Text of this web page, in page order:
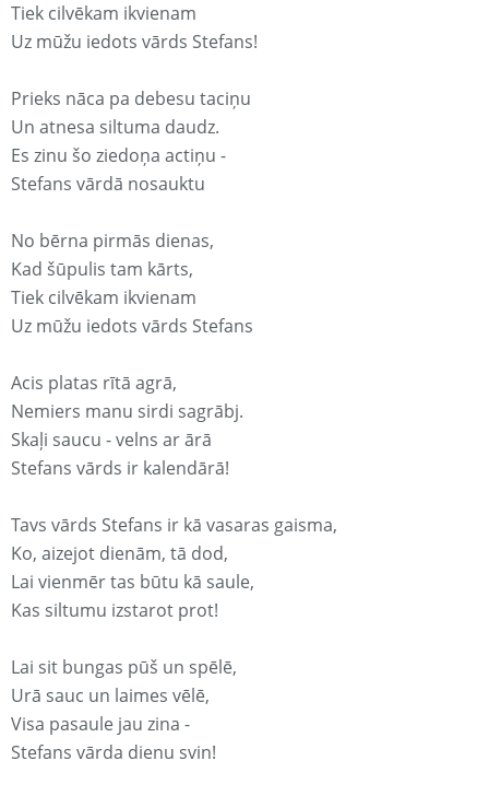
Tiek cilvēkam ikvienam
Uz mūžu iedots vārds Stefans!
Prieks nāca pa debesu taciņu
Un atnesa siltuma daudz.
Es zinu šo ziedoņa actiņu -
Stefans vārdā nosauktu
No bērna pirmās dienas,
Kad šūpulis tam kārts,
Tiek cilvēkam ikvienam
Uz mūžu iedots vārds Stefans
Acis platas rītā agrā,
Nemiers manu sirdi sagrābj.
Skaļi saucu - velns ar ārā
Stefans vārds ir kalendārā!
Tavs vārds Stefans ir kā vasaras gaisma,
Ko, aizejot dienām, tā dod,
Lai vienmēr tas būtu kā saule,
Kas siltumu izstarot prot!
Lai sit bungas pūš un spēlē,
Urā sauc un laimes vēlē,
Visa pasaule jau zina -
Stefans vārda dienu svin!